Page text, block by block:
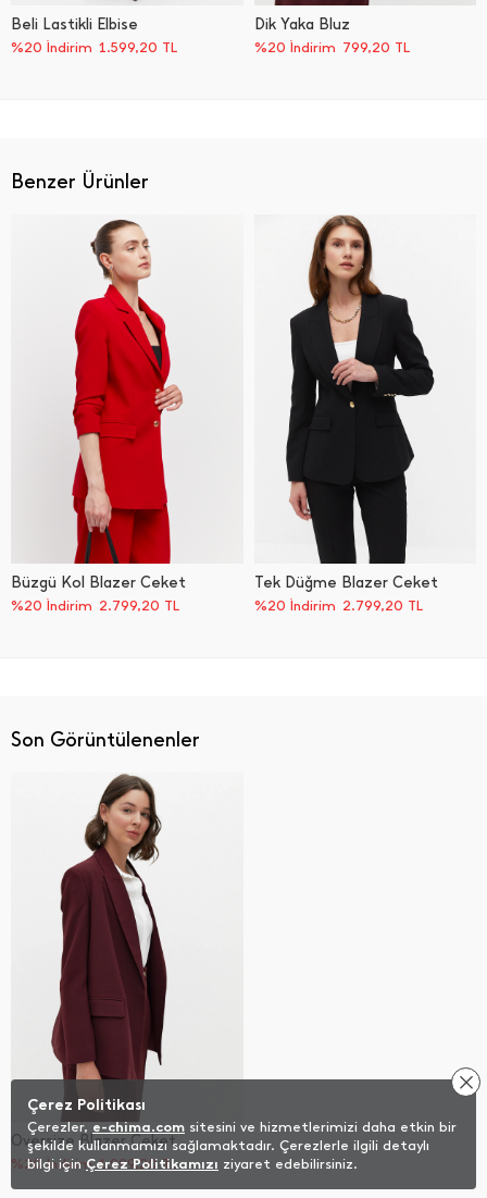
Benzer Ürünler
Büzgü Kol Blazer Ceket
%20 İndirim 2.799,20 TL
Tek Düğme Blazer Ceket
%20 İndirim 2.799,20 TL
Beli Lastikli Elbise
%20 İndirim 1.599,20 TL
Dik Yaka Bluz
%20 İndirim 799,20 TL
Son Görüntülenenler
Oversize Blazer Ceket
%20 İndirim 1.999,20TL
Çerez Politikası
Çerezler,e-chima.com sitesini ve hizmetlerimizi daha etkin bir
şekilde kullanmamızı sağlamaktadır. Çerezlerle ilgili detaylı
bilgi içinÇerez Politikamızı ziyaret edebilirsiniz.